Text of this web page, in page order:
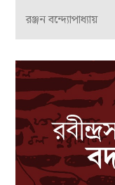
রঞ্জন বন্দ্যোপাধ্যায়